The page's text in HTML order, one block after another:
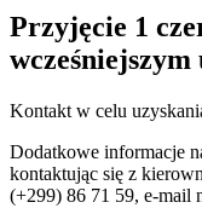
Przyjęcie 1
wcześniejszym
Kontakt w celu
Dodatkowe informacje
kontaktując się z
(+299) 86 71 59, e-mail